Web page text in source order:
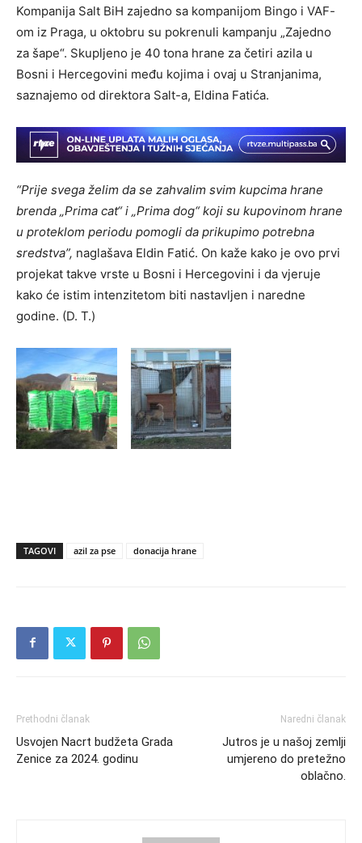
Kompanija Salt BiH zajedno sa kompanijom Bingo i VAF-
om iz Praga, u oktobru su pokrenuli kampanju „Zajedno
za šape“. Skupljeno je 40 tona hrane za četiri azila u
Bosni i Hercegovini među kojima i ovaj u Stranjanima,
saznajemo od direktora Salt-a, Eldina Fatića.
“Prije svega želim da se zahvalim svim kupcima hrane
brenda „Prima cat“ i „Prima dog“ koji su kupovinom hrane
u proteklom periodu pomogli da prikupimo potrebna
sredstva”, naglašava Eldin Fatić. On kaže kako je ovo prvi
projekat takve vrste u Bosni i Hercegovini i da vjeruje
kako će istim intenzitetom biti nastavljen i naredne
godine. (D. T.)
TAGOVI azil za pse donacija hrane
Prethodni članak
Usvojen Nacrt budžeta Grada
Zenice za 2024. godinu
Naredni članak
Jutros je u našoj zemlji
umjereno do pretežno
oblačno.